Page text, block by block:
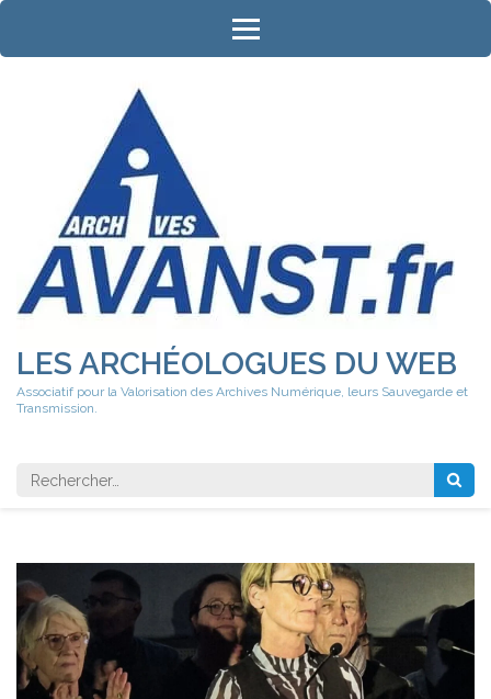
Aller
contenu
LES ARCHÉOLOGUES DU WEB
Associatif pour la Valorisation des Archives Numérique, leurs Sauvegarde et
Transmission.
Rechercher